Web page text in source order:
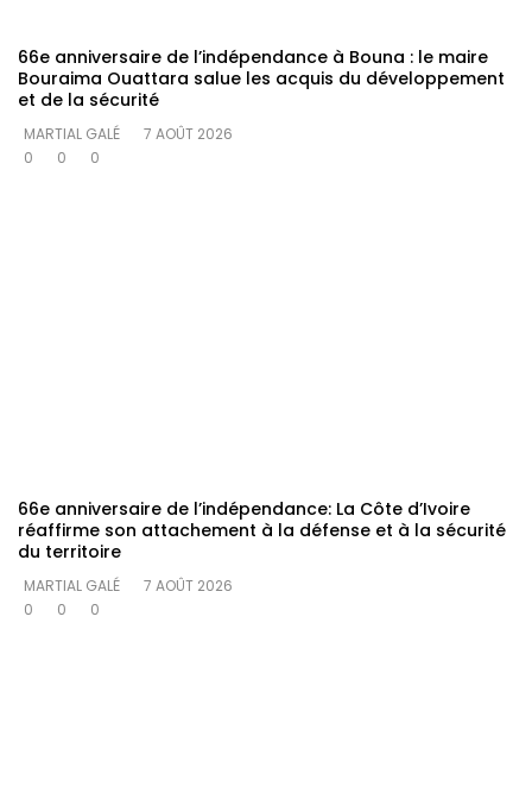
66e anniversaire de l’indépendance à Bouna : le maire
Bouraima Ouattara salue les acquis du développement
et de la sécurité
MARTIAL GALÉ
7 AOÛT 2026
0
0 0
66e anniversaire de l’indépendance: La Côte d’Ivoire
réaffirme son attachement à la défense et à la sécurité
du territoire
MARTIAL GALÉ
7 AOÛT 2026
0
0 0